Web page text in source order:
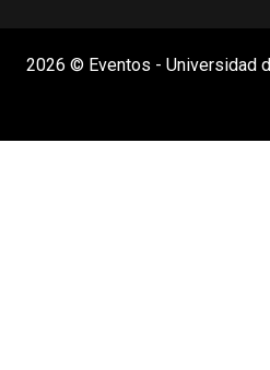
2026 © Eventos - Universidad